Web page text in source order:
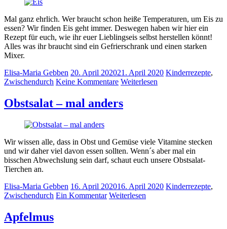
Mal ganz ehrlich. Wer braucht schon heiße Temperaturen, um Eis zu
essen? Wir finden Eis geht immer. Deswegen haben wir hier ein
Rezept für euch, wie ihr euer Lieblingseis selbst herstellen könnt!
Alles was ihr braucht sind ein Gefrierschrank und einen starken
Mixer.
Elisa-Maria Gebben 20. April 202021. April 2020 Kinderrezepte,
Zwischendurch Keine Kommentare Weiterlesen
Obstsalat – mal anders
Wir wissen alle, dass in Obst und Gemüse viele Vitamine stecken
und wir daher viel davon essen sollten. Wenn´s aber mal ein
bisschen Abwechslung sein darf, schaut euch unsere Obstsalat-
Tierchen an.
Elisa-Maria Gebben 16. April 202016. April 2020 Kinderrezepte,
Zwischendurch Ein Kommentar Weiterlesen
Apfelmus